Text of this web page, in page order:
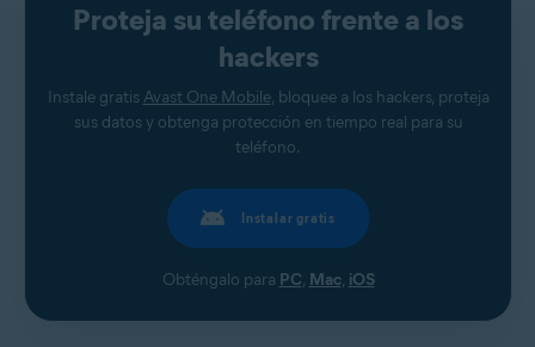
Proteja su teléfono frente a los
hackers
Instale gratis Avast One Mobile, bloquee a los hackers, proteja
sus datos y obtenga protección en tiempo real para su
teléfono.
Instalar gratis
Obténgalo para PC, Mac, iOS